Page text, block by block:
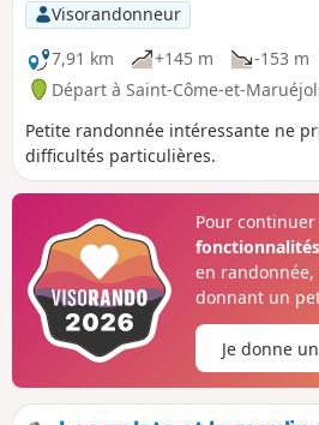
Visorandonneur
7,91 km
+145 m -153 m
Départ à Saint-Côme-et-
Petite randonnée intéressante ne
difficultés particulières.
Pour
en randonnée,
donnant un
Je donne